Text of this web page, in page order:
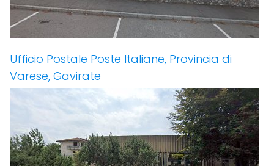
Ufficio Postale Poste Italiane, Provincia di
Varese, Gavirate